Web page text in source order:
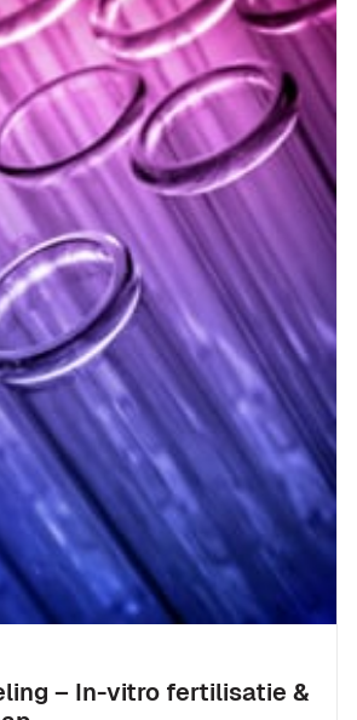
– In-vitro fertilisatie &